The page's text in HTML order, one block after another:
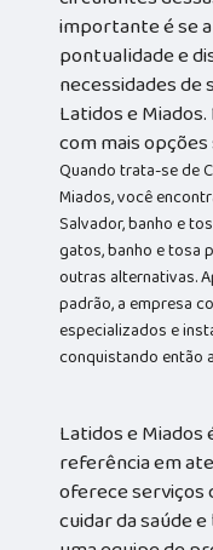
importante é se
pontualidade e
necessidades de
Latidos e
com mais
Quando trata-se de
Miados, você
Salvador, banho e
gatos, banho e tosa
outras alternativas.
padrão, a empresa
especializados e
conquistando então
Latidos e Miados
referência em
oferece serviços
cuidar da saúde